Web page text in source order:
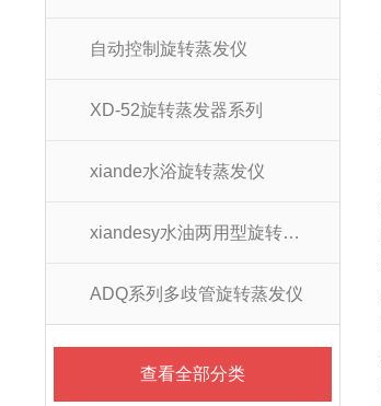
自动控制旋转蒸发仪
XD-52旋转蒸发器系列
xiande水浴旋转蒸发仪
xiandesy水油两用型旋转蒸发仪系列
ADQ系列多歧管旋转蒸发仪
查看全部分类